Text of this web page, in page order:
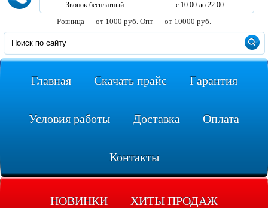
Звонок бесплатный с 10:00 до 22:00
Розница — от 1000 руб. Опт — от 10000 руб.
Главная Скачать прайс Гарантия
Условия работы Доставка Оплата
Контакты
НОВИНКИ ХИТЫ ПРОДАЖ